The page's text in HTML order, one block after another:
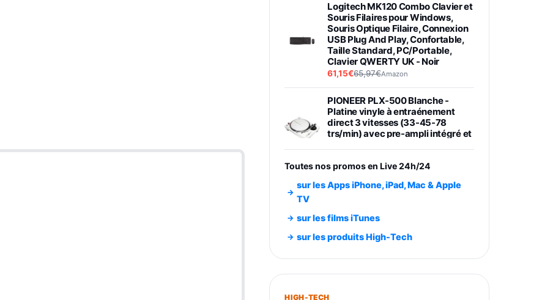
Logitech MK120 Combo Clavier et
Souris Filaires pour Windows,
Souris Optique Filaire, Connexion
USB Plug And Play, Confortable,
Taille Standard, PC/Portable,
Clavier QWERTY UK - Noir
61,15€65,97€Amazon
PIONEER PLX-500 Blanche -
Platine vinyle à entraénement
direct 3 vitesses (33-45-78
trs/min) avec pre-ampli intégré et
Smartphone SAMSUNG Galaxy
Smartphone SAMSUNG Galaxy
S26+ Violet 256Go
749,99€1240,43€Fnac (Vendeur Tiers)
Toutes nos promos en Live 24h/24
sur les Apps iPhone, iPad, Mac & Apple
TV
sur les films iTunes
sur les produits High-Tech
HIGH-TECH